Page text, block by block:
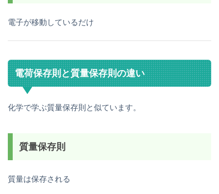
電子が移動しているだけ
電荷保存則と質量保存則の違い
化学で学ぶ質量保存則と似ています。
質量保存則
質量は保存される